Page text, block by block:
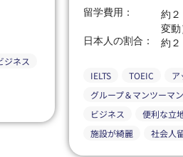
ジネス
留学費用：
約２
変動
日本人の割合：
約２
IELTS TOEIC
ア
グループ＆マンツーマン
ビジネス
便利な立
施設が綺麗
社会人